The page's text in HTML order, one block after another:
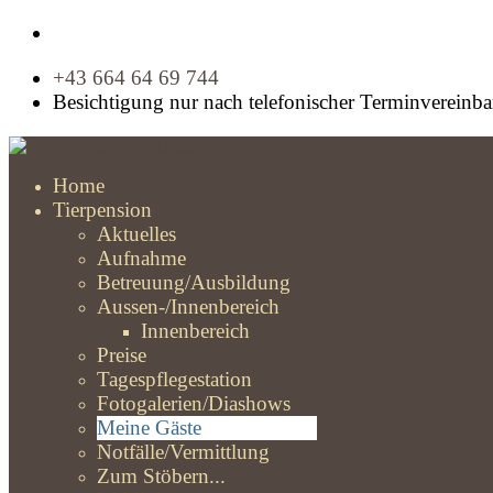
+43 664 64 69 744
Besichtigung nur nach telefonischer
Home
Tierpension
Aktuelles
Aufnahme
Betreuung/Ausbildung
Aussen-/Innenbereich
Innenbereich
Preise
Tagespflegestation
Fotogalerien/Diashows
Meine Gäste
Notfälle/Vermittlung
Zum Stöbern...